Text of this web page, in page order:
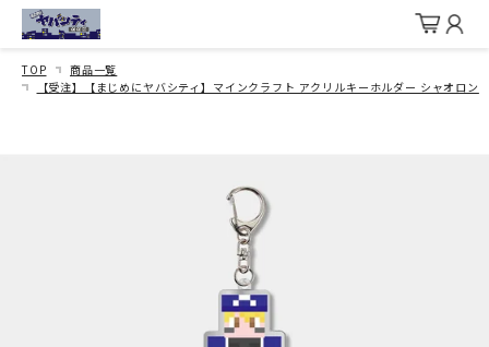
TOP
商品一覧
【受注】【まじめにヤバシティ】マインクラフト アクリルキーホルダー シャオロン